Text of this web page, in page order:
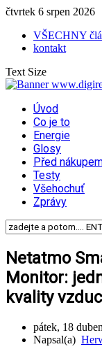
čtvrtek 6 srpen 2026
VŠECHNY
kontakt
Text Size
Úvod
Co je to
Energie
Glosy
Před
Testy
Všehochuť
Zprávy
Netatmo
Monitor:
kvality
pátek, 18
Napsal(a)